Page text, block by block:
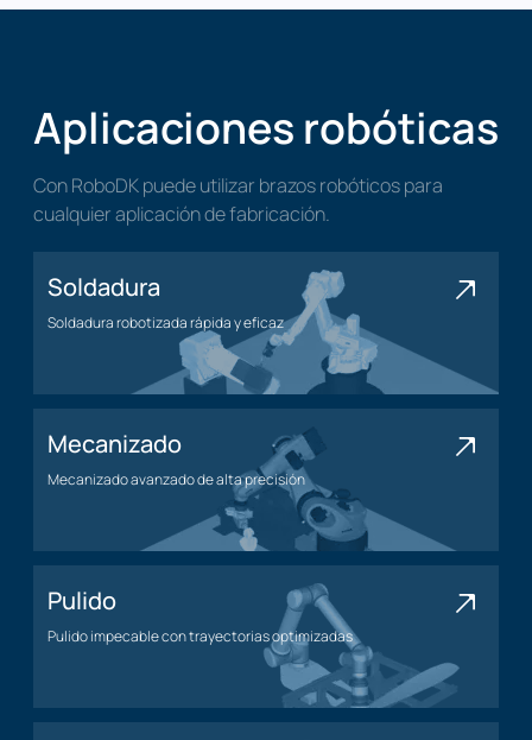
Aplicaciones robóticas
Con RoboDK puede utilizar brazos robóticos para
cualquier aplicación de fabricación.
Soldadura
Soldadura robotizada rápida y eficaz
Aplicación de soldadura
Mecanizado
Mecanizado avanzado de alta precisión
Aplicación de mecanizado
Pulido
Pulido impecable con trayectorias optimizadas